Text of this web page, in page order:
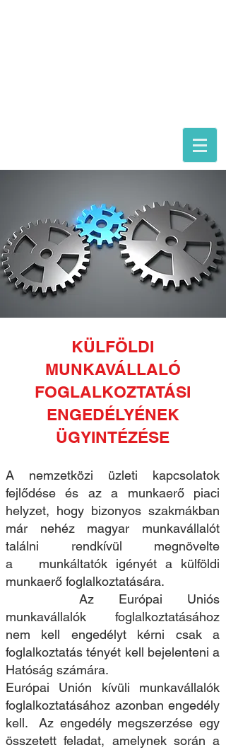
KÜLFÖLDI
MUNKAVÁLLALÓ
FOGLALKOZTATÁSI
ENGEDÉLYÉNEK
ÜGYINTÉZÉSE
A nemzetközi üzleti kapcsolatok
fejlődése és az a munkaerő piaci
helyzet, hogy bizonyos szakmákban
már nehéz magyar munkavállalót
találni rendkívül megnövelte
a munkáltatók igényét a külföldi
munkaerő foglalkoztatására.
Az Európai Uniós
munkavállalók foglalkoztatásához
nem kell engedélyt kérni csak a
foglalkoztatás tényét kell bejelenteni a
Hatóság számára.
Európai Unión kívüli munkavállalók
foglalkoztatásához azonban engedély
kell. Az engedély megszerzése egy
összetett feladat, amelynek során a